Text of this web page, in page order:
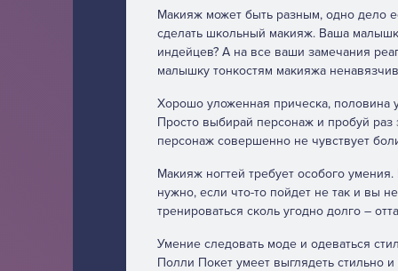
Макияж может быть разным, одно дело
сделать школьный макияж. Ваша
индейцев? А на все ваши замечания
малышку тонкостям макияжа
Хорошо уложенная прическа, половина
Просто выбирай персонаж и пробуй раз
персонаж совершенно не чувствует
Макияж ногтей требует особого
нужно, если что-то пойдет не так и вы
тренироваться сколь угодно долго –
Умение следовать моде и одеваться
Полли Покет умеет выглядеть стильно